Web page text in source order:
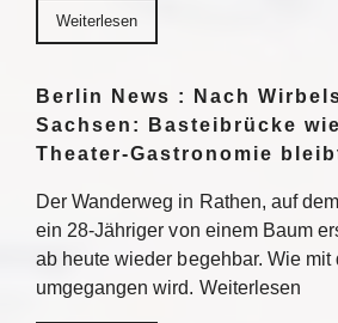
Weiterlesen
Berlin News : Nach
Sachsen: Basteibrücke
Theater-Gastronomie
Der Wanderweg in Rathen, auf
ein 28-Jähriger von einem Baum
ab heute wieder begehbar. Wie
umgegangen wird. Weiterlesen